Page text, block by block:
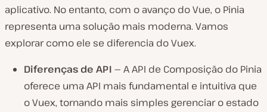
aplicativo. No entanto, com o avanço do Vue, o Pinia
representa uma solução mais moderna. Vamos
explorar como ele se diferencia do Vuex.
Diferenças de API — A API de Composição do Pinia
oferece uma API mais fundamental e intuitiva que
o Vuex, tornando mais simples gerenciar o estado